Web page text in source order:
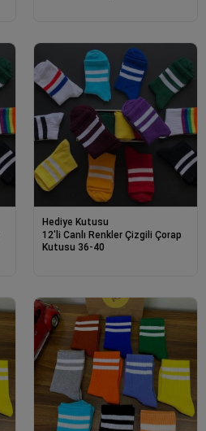
Hediye Kutusu
12'li Canlı Renkler Çizgili Çorap
Kutusu 36-40